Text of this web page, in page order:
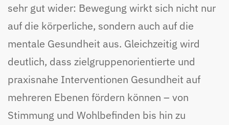
sehr gut wider: Bewegung wirkt sich nicht nur
auf die körperliche, sondern auch auf die
mentale Gesundheit aus. Gleichzeitig wird
deutlich, dass zielgruppenorientierte und
praxisnahe Interventionen Gesundheit auf
mehreren Ebenen fördern können – von
Stimmung und Wohlbefinden bis hin zu